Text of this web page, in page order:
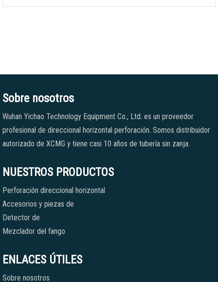
Sobre nosotros
Wuhan Yichao Technology Equipment Co., Ltd. es un proveedor
profesional de direccional horizontal perforación. Somos distribuidor
autorizado de XCMG y tiene casi 10 años de tubería sin zanja.
NUESTROS PRODUCTOS
Perforación direccional horizontal
Accesorios y piezas de
Detector de
Mezclador del fango
ENLACES ÚTILES
Sobre nosotros